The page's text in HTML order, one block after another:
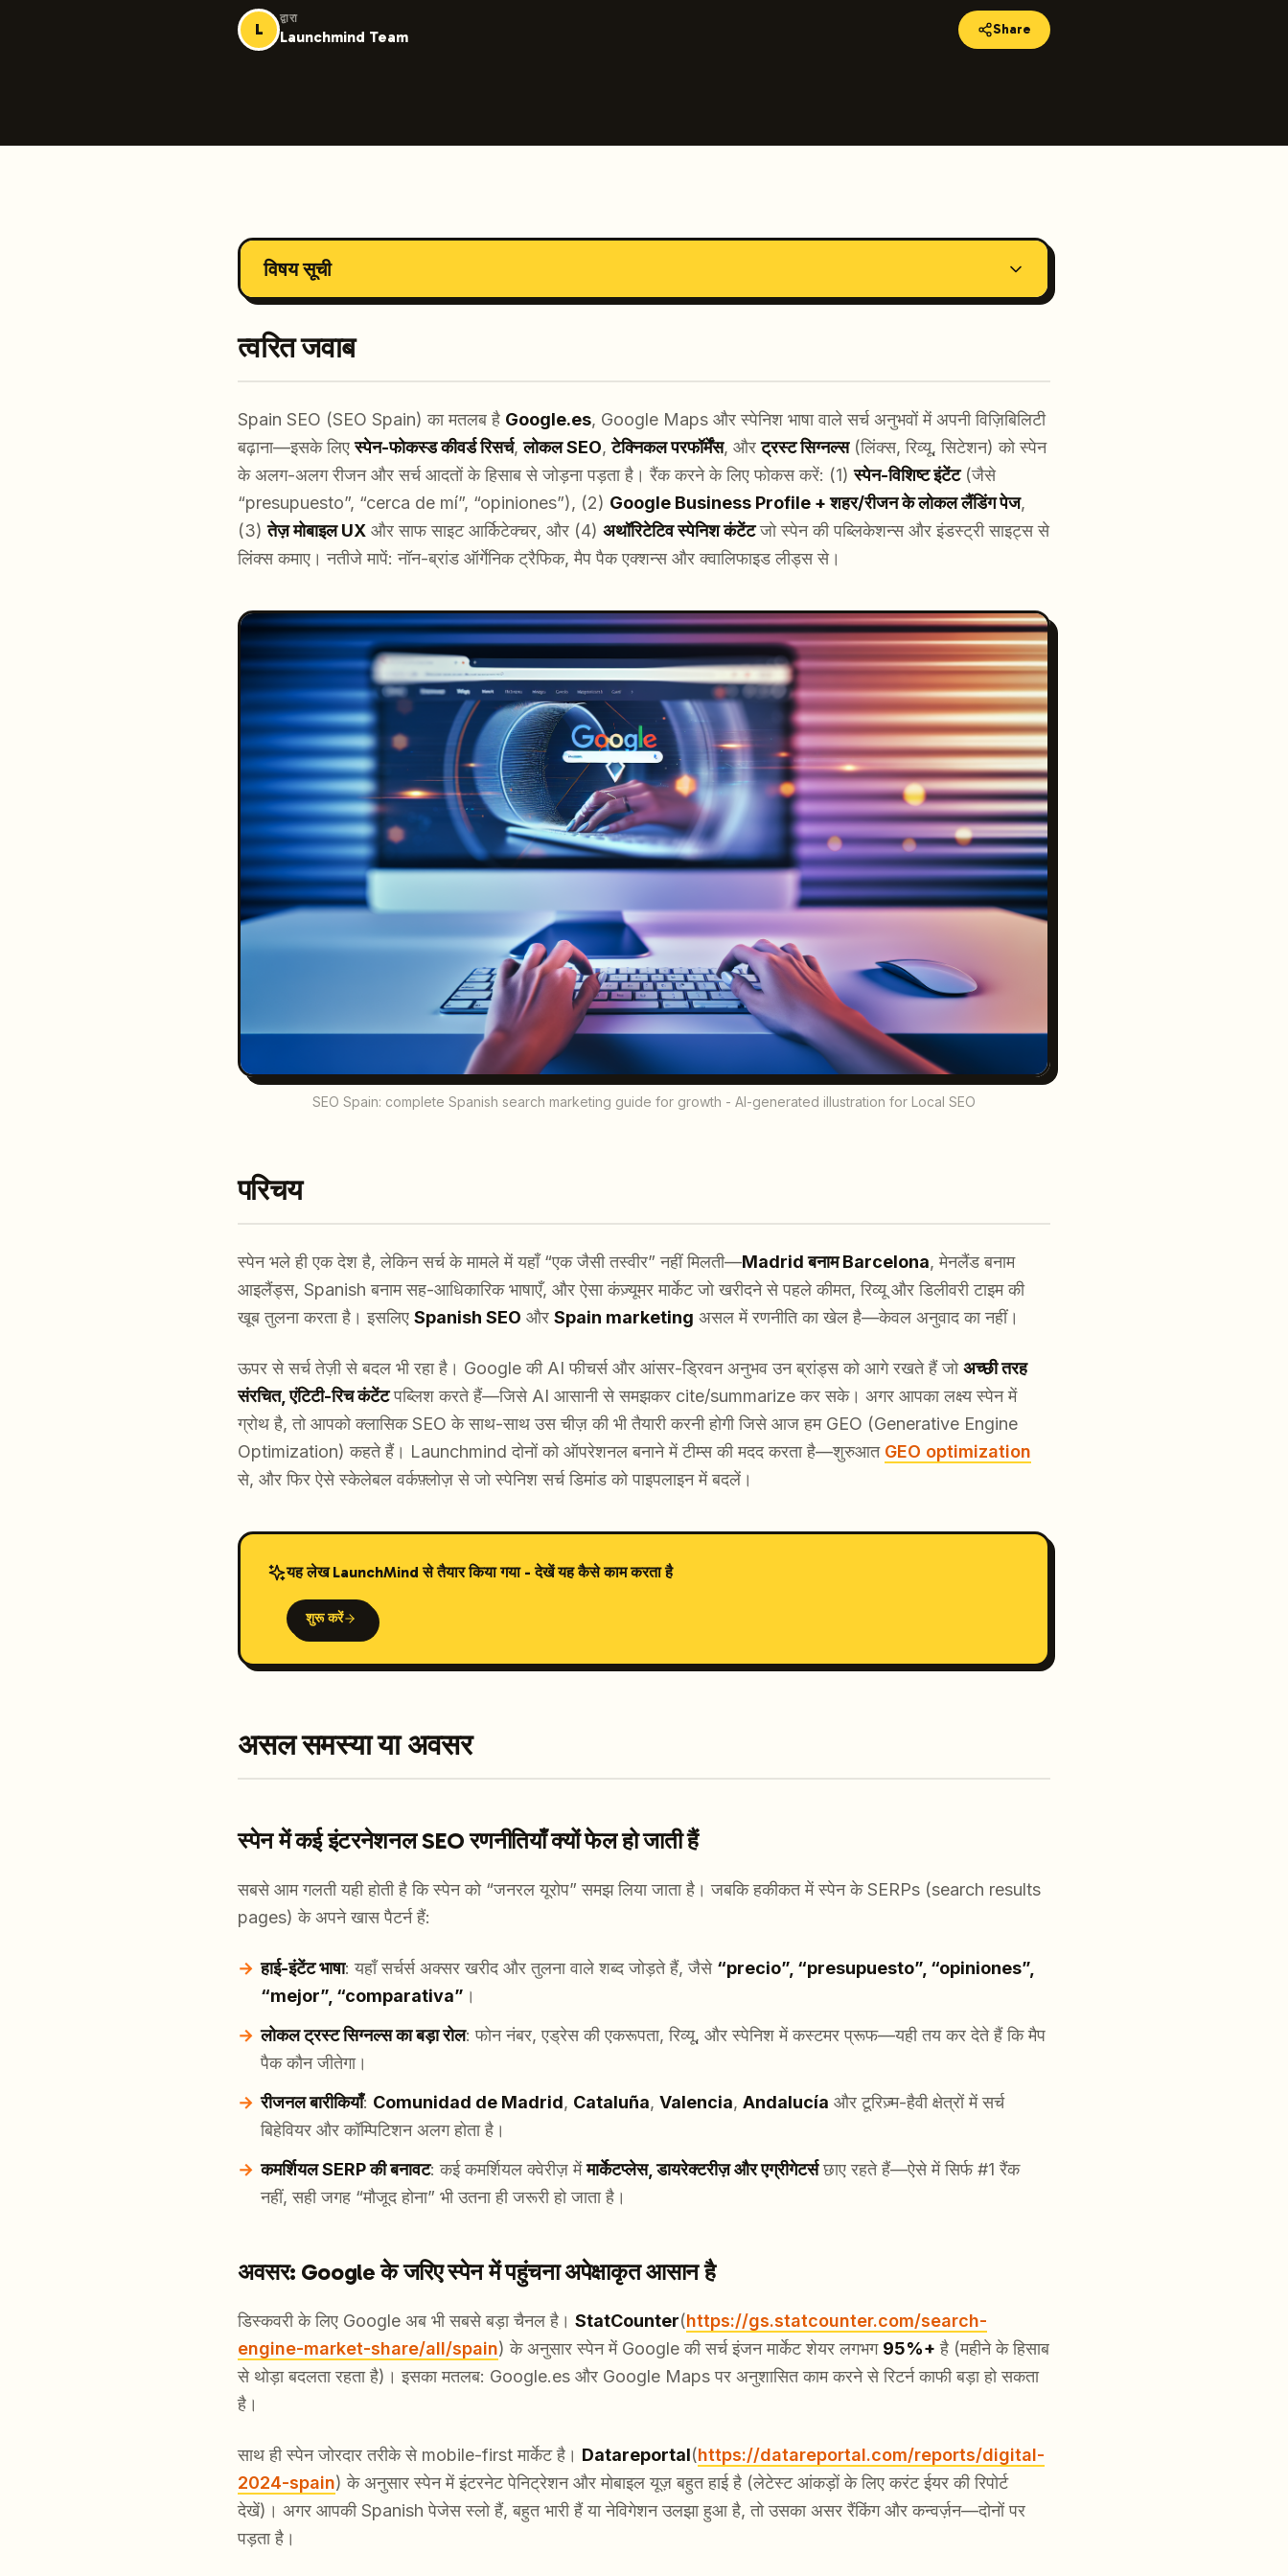
L
द्वारा
Launchmind Team Share
विषय सूची
त्वरित जवाब
Spain SEO (SEO Spain) का मतलब है Google.es, Google Maps और स्पेनिश भाषा वाले सर्च अनुभवों में अपनी विज़िबिलिटी
बढ़ाना—इसके लिएस्पेन-फोकस्ड कीवर्ड रिसर्च,लोकल SEO,टेक्निकल परफॉर्मेंस, औरट्रस्ट सिग्नल्स(लिंक्स, रिव्यू, सिटेशन) को स्पेन
के अलग-अलग रीजन और सर्च आदतों के हिसाब से जोड़ना पड़ता है। रैंक करने के लिए फोकस करें: (1)स्पेन-विशिष्ट इंटेंट(जैसे
“presupuesto”, “cerca de mí”, “opiniones”), (2) Google Business Profile + शहर/रीजन के लोकल लैंडिंग पेज,
(3)तेज़ मोबाइल UX और साफ साइट आर्किटेक्चर, और (4) अथॉरिटेटिव स्पेनिश कंटेंटजो स्पेन की पब्लिकेशन्स और इंडस्ट्री साइट्स से
लिंक्स कमाए। नतीजे मापें: नॉन-ब्रांड ऑर्गेनिक ट्रैफिक, मैप पैक एक्शन्स और क्वालिफाइड लीड्स से।
SEO Spain: complete Spanish search marketing guide for growth - AI-generated illustration for Local SEO
परिचय
स्पेन भले ही एक देश है, लेकिन सर्च के मामले में यहाँ “एक जैसी तस्वीर” नहीं मिलती—Madrid बनाम Barcelona, मेनलैंड बनाम
आइलैंड्स, Spanish बनाम सह-आधिकारिक भाषाएँ, और ऐसा कंज़्यूमर मार्केट जो खरीदने से पहले कीमत, रिव्यू और डिलीवरी टाइम की
खूब तुलना करता है। इसलिए Spanish SEO और Spain marketing असल में रणनीति का खेल है—केवल अनुवाद का नहीं।
ऊपर से सर्च तेज़ी से बदल भी रहा है। Google की AI फीचर्स और आंसर-ड्रिवन अनुभव उन ब्रांड्स को आगे रखते हैं जोअच्छी तरह
संरचित, एंटिटी-रिच कंटेंटपब्लिश करते हैं—जिसे AI आसानी से समझकर cite/summarize कर सके। अगर आपका लक्ष्य स्पेन में
ग्रोथ है, तो आपको क्लासिक SEO के साथ-साथ उस चीज़ की भी तैयारी करनी होगी जिसे आज हम GEO (Generative Engine
Optimization) कहते हैं। Launchmind दोनों को ऑपरेशनल बनाने में टीम्स की मदद करता है—शुरुआत GEO optimization
से, और फिर ऐसे स्केलेबल वर्कफ़्लोज़ से जो स्पेनिश सर्च डिमांड को पाइपलाइन में बदलें।
यह लेख LaunchMind से तैयार किया गया - देखें यह कैसे काम करता है
शुरू करें
असल समस्या या अवसर
स्पेन में कई इंटरनेशनल SEO रणनीतियाँ क्यों फेल हो जाती हैं
सबसे आम गलती यही होती है कि स्पेन को “जनरल यूरोप” समझ लिया जाता है। जबकि हकीकत में स्पेन के SERPs (search results
pages) के अपने खास पैटर्न हैं:
हाई-इंटेंट भाषा: यहाँ सर्चर्स अक्सर खरीद और तुलना वाले शब्द जोड़ते हैं, जैसे “precio”, “presupuesto”, “opiniones”,
“mejor”, “comparativa” ।
लोकल ट्रस्ट सिग्नल्स का बड़ा रोल: फोन नंबर, एड्रेस की एकरूपता, रिव्यू, और स्पेनिश में कस्टमर प्रूफ—यही तय कर देते हैं कि मैप
पैक कौन जीतेगा।
रीजनल बारीकियाँ: Comunidad de Madrid, Cataluña, Valencia, Andalucía और टूरिज़्म-हैवी क्षेत्रों में सर्च
बिहेवियर और कॉम्पिटिशन अलग होता है।
कमर्शियल SERP की बनावट: कई कमर्शियल क्वेरीज़ मेंमार्केटप्लेस, डायरेक्टरीज़ और एग्रीगेटर्सछाए रहते हैं—ऐसे में सिर्फ #1 रैंक
नहीं, सही जगह “मौजूद होना” भी उतना ही जरूरी हो जाता है।
अवसर: Google के जरिए स्पेन में पहुंचना अपेक्षाकृत आसान है
डिस्कवरी के लिए Google अब भी सबसे बड़ा चैनल है। StatCounter(https://gs.statcounter.com/search-
engine-market-share/all/spain) के अनुसार स्पेन में Google की सर्च इंजन मार्केट शेयर लगभग 95%+ है (महीने के हिसाब
से थोड़ा बदलता रहता है)। इसका मतलब: Google.es और Google Maps पर अनुशासित काम करने से रिटर्न काफी बड़ा हो सकता
है।
साथ ही स्पेन जोरदार तरीके से mobile-first मार्केट है। Datareportal(https://datareportal.com/reports/digital-
2024-spain) के अनुसार स्पेन में इंटरनेट पेनिट्रेशन और मोबाइल यूज़ बहुत हाई है (लेटेस्ट आंकड़ों के लिए करंट ईयर की रिपोर्ट
देखें)। अगर आपकी Spanish पेजेस स्लो हैं, बहुत भारी हैं या नेविगेशन उलझा हुआ है, तो उसका असर रैंकिंग और कन्वर्ज़न—दोनों पर
पड़ता है।